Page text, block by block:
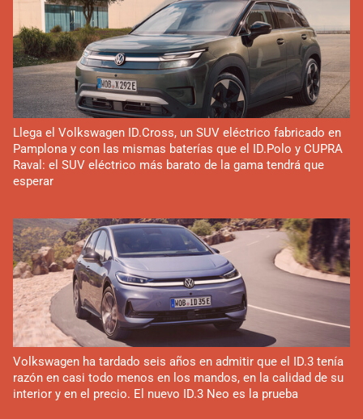
Llega el Volkswagen ID.Cross, un SUV eléctrico fabricado en
Pamplona y con las mismas baterías que el ID.Polo y CUPRA
Raval: el SUV eléctrico más barato de la gama tendrá que
esperar
Volkswagen ha tardado seis años en admitir que el ID.3 tenía
razón en casi todo menos en los mandos, en la calidad de su
interior y en el precio. El nuevo ID.3 Neo es la prueba